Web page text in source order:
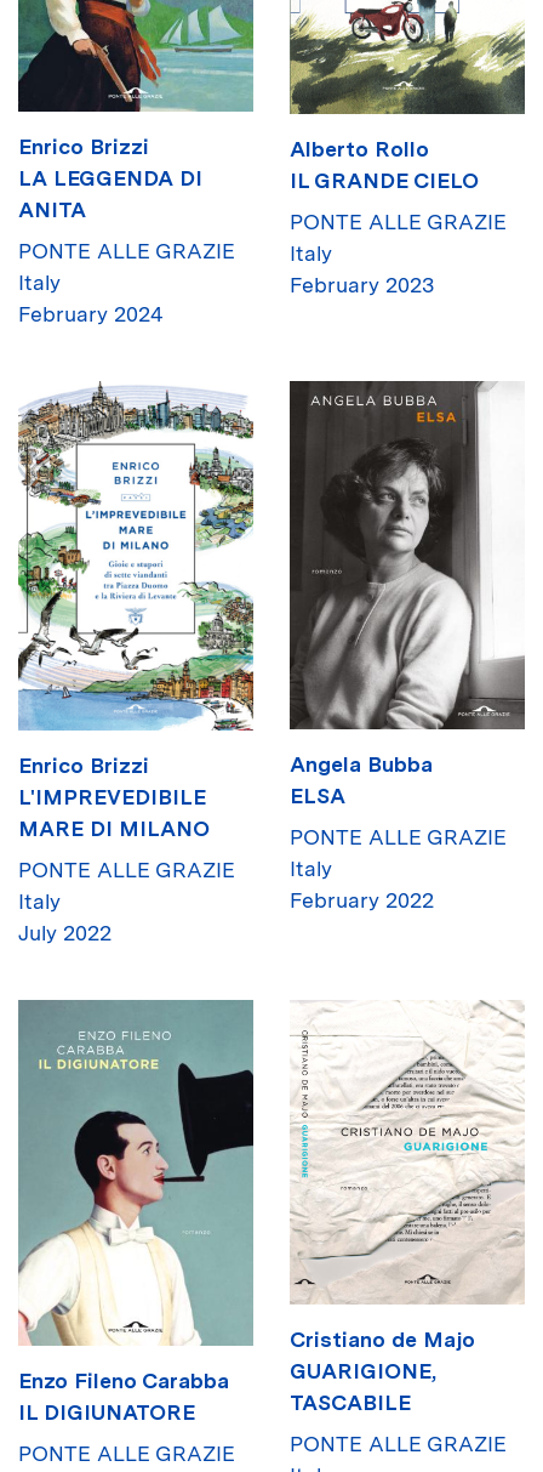
Enrico Brizzi
LA LEGGENDA DI
ANITA
PONTE ALLE GRAZIE
Italy
February 2024
Alberto Rollo
IL GRANDE CIELO
PONTE ALLE GRAZIE
Italy
February 2023
Enrico Brizzi
L'IMPREVEDIBILE
MARE DI MILANO
PONTE ALLE GRAZIE
Italy
July 2022
Angela Bubba
ELSA
PONTE ALLE GRAZIE
Italy
February 2022
Enzo Fileno Carabba
IL DIGIUNATORE
PONTE ALLE GRAZIE
Cristiano de Majo
GUARIGIONE,
TASCABILE
PONTE ALLE GRAZIE